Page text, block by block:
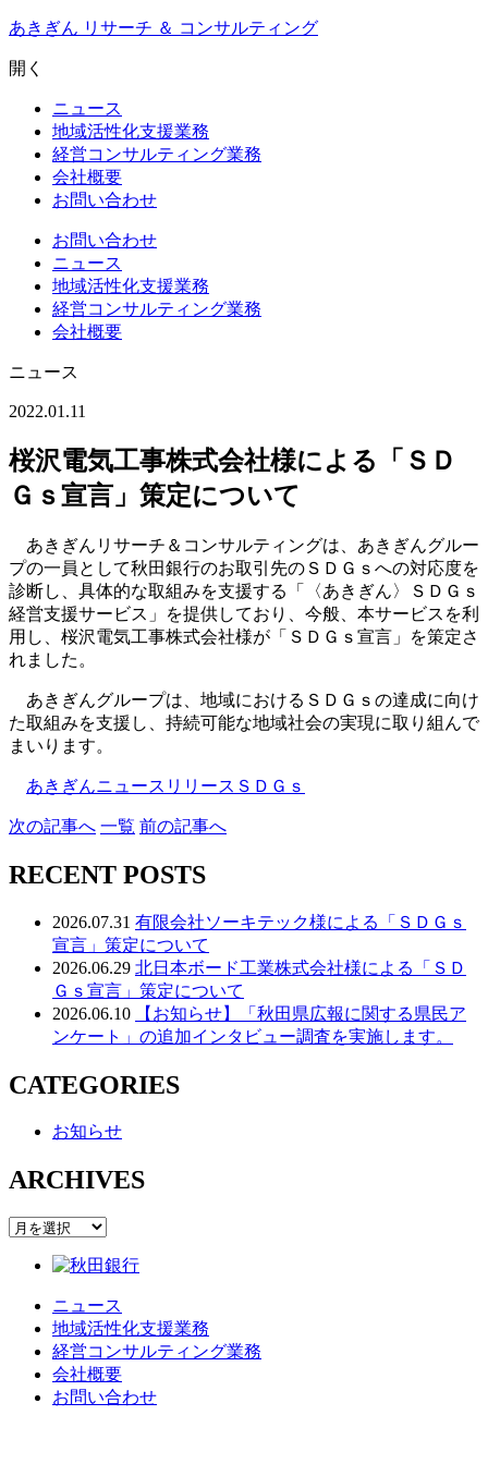
Skip
content
あきぎん リサーチ ＆ コンサルティング
開く
ニュース
地域活性化支援業務
経営コンサルティング業務
会社概要
お問い合わせ
お問い合わせ
ニュース
地域活性化支援業務
経営コンサルティング業務
会社概要
ニュース
2022.01.11
桜沢電気工事株式会社様による「ＳＤ
Ｇｓ宣言」策定について
あきぎんリサーチ＆コンサルティングは、あきぎんグルー
プの一員として秋田銀行のお取引先のＳＤＧｓへの対応度を
診断し、具体的な取組みを支援する「〈あきぎん〉ＳＤＧｓ
経営支援サービス」を提供しており、今般、本サービスを利
用し、桜沢電気工事株式会社様が「ＳＤＧｓ宣言」を策定さ
れました。
あきぎんグループは、地域におけるＳＤＧｓの達成に向け
た取組みを支援し、持続可能な地域社会の実現に取り組んで
まいります。
あきぎんニュースリリースＳＤＧｓ
次の記事へ 一覧 前の記事へ
RECENT POSTS
2026.07.31 有限会社ソーキテック様による「ＳＤＧｓ
宣言」策定について
2026.06.29 北日本ボード工業株式会社様による「ＳＤ
Ｇｓ宣言」策定について
2026.06.10
【お知らせ】「秋田県広報に関する県民ア
ンケート」の追加インタビュー調査を実施します。
CATEGORIES
お知らせ
ARCHIVES
ARCHIVES
ニュース
地域活性化支援業務
経営コンサルティング業務
会社概要
お問い合わせ